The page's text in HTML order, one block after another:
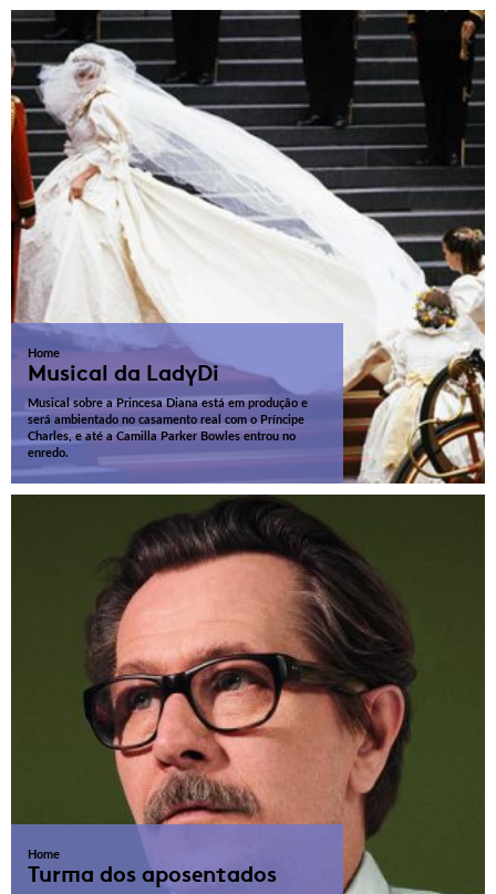
Home
Musical da LadyDi
Musical sobre a Princesa Diana está em produção e
será ambientado no casamento real com o Príncipe
Charles, e até a Camilla Parker Bowles entrou no
enredo.
Home
Turma dos aposentados